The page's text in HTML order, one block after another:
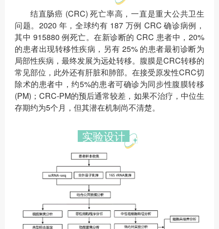
结直肠癌 (CRC) 死亡率高，一直是重大公共卫生
问题。2020 年，全球约有 187 万例 CRC 确诊病例，
其中 915880 例死亡。在新诊断的 CRC 患者中，20%
的患者出现转移性疾病，另有 25% 的患者最初诊断为
局部性疾病，最终发展为远处转移。腹膜是CRC转移的
常见部位，此外还有肝脏和肺部。在接受原发性CRC切
除术的患者中，约5%的患者可确诊为同步性腹膜转移
(PM)；CRC-PM的预后通常较差，如果不治疗，中位生
存期约为5个月，但其潜在机制尚不清楚。
实验设计